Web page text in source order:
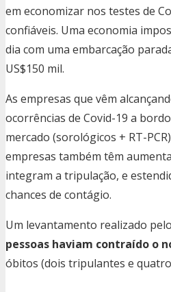
em economizar nos testes de
confiáveis. Uma economia
dia com uma embarcação
US$150 mil.
As empresas que vêm
ocorrências de Covid-19 a
mercado (sorológicos + RT-
empresas também têm
integram a tripulação, e
chances de contágio.
Um levantamento realizado
pessoas haviam contraído o
óbitos (dois tripulantes e